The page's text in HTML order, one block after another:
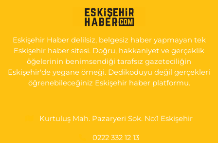
YAN SOKAĞI POLİKLİNİK KAPISI TAM KARŞISI I
Yol Tarifi Al
Eskişehir Haber delilsiz, belgesiz haber yapmayan tek
Eskişehir haber sitesi. Doğru, hakkaniyet ve gerçeklik
öğelerinin benimsendiği tarafsız gazeteciliğin
Eskişehir'de yegane örneği. Dedikoduyu değil gerçekleri
öğrenebileceğiniz Eskişehir haber platformu.
Kurtuluş Mah. Pazaryeri Sok. No:1 Eskişehir
0222 332 12 13